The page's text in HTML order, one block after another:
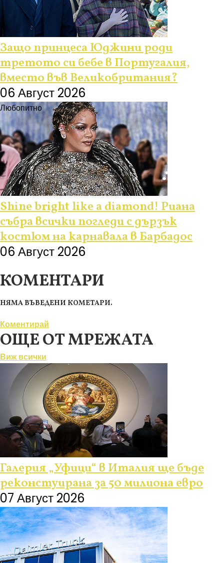
Защо принцеса Юджини роди
третото си бебе в Португалия,
вместо във Великобритания?
06 Август 2026
Любопитно
Shine bright like a diamond! Риана
събра всички погледи с дързък
костюм на карнавала в Барбадос
06 Август 2026
КОМЕНТАРИ
НЯМА ВЪВЕДЕНИ КОМЕТАРИ.
Коментирай
ОЩЕ ОТ МРЕЖАТА
Виж всички
Галерия „Уфици“ в Италия ще бъде
реконстуирана за 50 милиона евро
07 Август 2026